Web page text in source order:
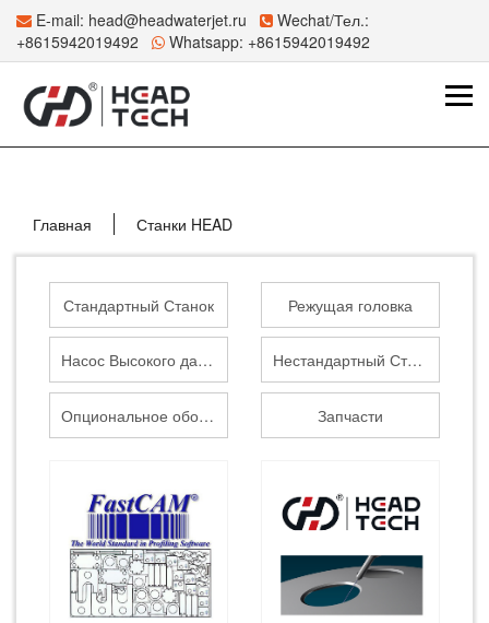
E-mail: head@headwaterjet.ru
Wechat/Тел.:
+8615942019492
Whatsapp: +8615942019492
Главная Станки HEAD
Стандартный Станок Режущая головка
Насос Высокого давления Нестандартный Станок
Опциональное оборудование Запчасти